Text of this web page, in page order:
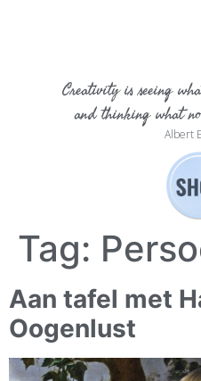
Creativity is seeing
and thinking what
Albert
Tag:
Aan tafel met
Oogenlust